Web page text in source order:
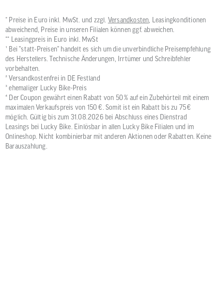
* Preise in Euro inkl. MwSt. und zzgl. Versandkosten , Leasingkonditionen
abweichend, Preise in unseren Filialen können ggf. abweichen.
** Leasingpreis in Euro inkl. MwSt
¹ Bei "statt-Preisen" handelt es sich um die unverbindliche Preisempfehlung
des Herstellers. Technische Änderungen, Irrtümer und Schreibfehler
vorbehalten.
² Versandkostenfrei in DE Festland
³ ehemaliger Lucky Bike-Preis
⁴ Der Coupon gewährt einen Rabatt von 50 % auf ein Zubehörteil mit einem
maximalen Verkaufspreis von 150 €. Somit ist ein Rabatt bis zu 75 €
möglich. Gültig bis zum 31.08.2026 bei Abschluss eines Dienstrad
Leasings bei Lucky Bike. Einlösbar in allen Lucky Bike Filialen und im
Onlineshop. Nicht kombinierbar mit anderen Aktionen oder Rabatten. Keine
Barauszahlung.